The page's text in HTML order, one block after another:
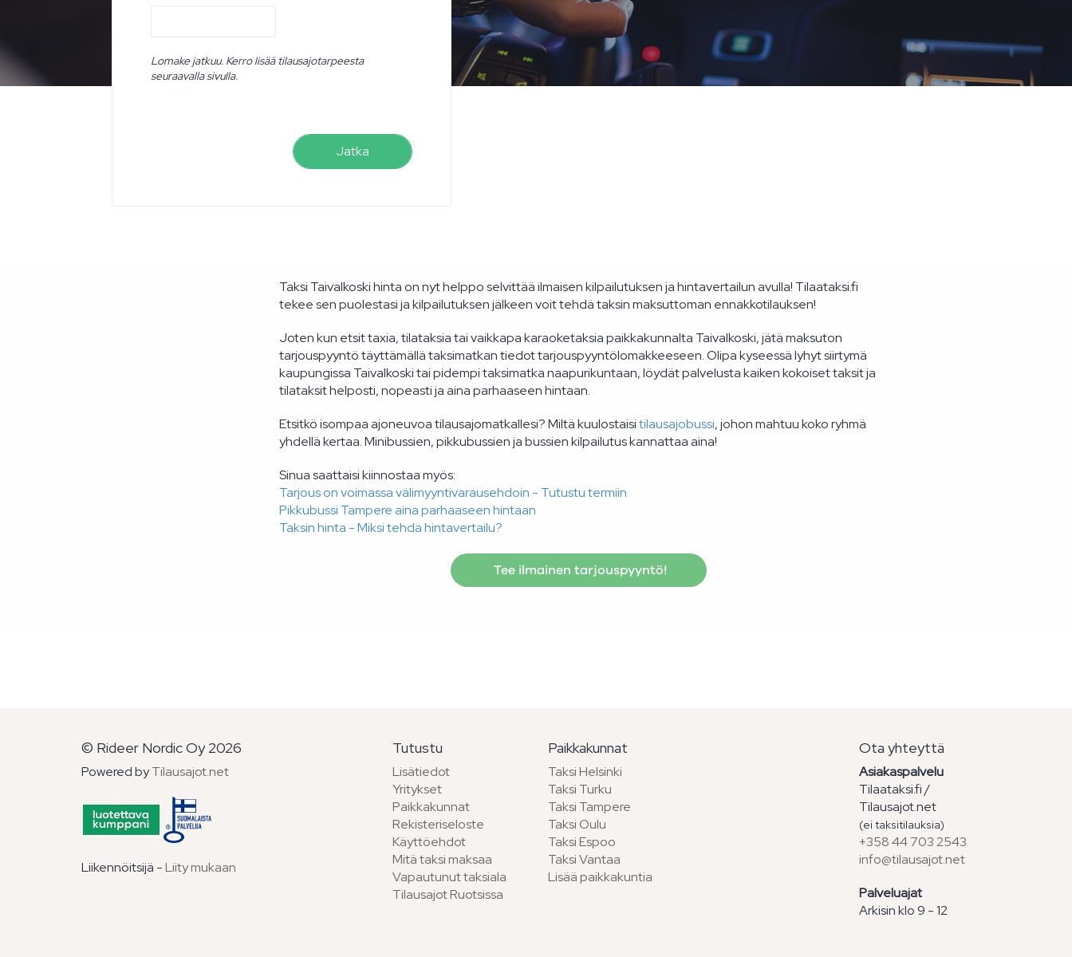
Lomake jatkuu. Kerro lisää tilausajotarpeesta
seuraavalla sivulla.
Jatka
Taksi Taivalkoski hinta on nyt helppo selvittää ilmaisen kilpailutuksen ja hintavertailun avulla! Tilaataksi.fi
tekee sen puolestasi ja kilpailutuksen jälkeen voit tehdä taksin maksuttoman ennakkotilauksen!
Joten kun etsit taxia, tilataksia tai vaikkapa karaoketaksia paikkakunnalta Taivalkoski, jätä maksuton
tarjouspyyntö täyttämällä taksimatkan tiedot tarjouspyyntölomakkeeseen. Olipa kyseessä lyhyt siirtymä
kaupungissa Taivalkoski tai pidempi taksimatka naapurikuntaan, löydät palvelusta kaiken kokoiset taksit ja
tilataksit helposti, nopeasti ja aina parhaaseen hintaan.
Etsitkö isompaa ajoneuvoa tilausajomatkallesi? Miltä kuulostaisitilausajobussi, johon mahtuu koko ryhmä
yhdellä kertaa. Minibussien, pikkubussien ja bussien kilpailutus kannattaa aina!
Sinua saattaisi kiinnostaa myös:
Tarjous on voimassa välimyyntivarausehdoin - Tutustu termiin
Pikkubussi Tampere aina parhaaseen hintaan
Taksin hinta - Miksi tehdä hintavertailu?
Tee ilmainen tarjouspyyntö!
© Rideer Nordic Oy 2026
Powered byTilausajot.net
Liikennöitsijä -Liity mukaan
Tutustu
Lisätiedot
Yritykset
Paikkakunnat
Rekisteriseloste
Käyttöehdot
Mitä taksi maksaa
Vapautunut taksiala
Tilausajot Ruotsissa
Paikkakunnat
Taksi Helsinki
Taksi Turku
Taksi Tampere
Taksi Oulu
Taksi Espoo
Taksi Vantaa
Lisää paikkakuntia
Ota yhteyttä
Asiakaspalvelu
Tilaataksi.fi /
Tilausajot.net
(ei taksitilauksia)
+358 44 703 2543
info@tilausajot.net
Palveluajat
Arkisin klo 9 - 12